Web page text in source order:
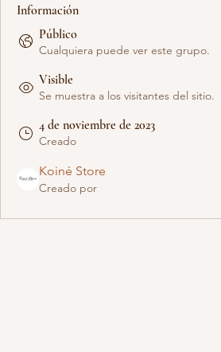
Información
Público
Cualquiera puede ver este grupo.
Visible
Se muestra a los visitantes del sitio.
4 de noviembre de 2023
Creado
Koiné Store
Creado por